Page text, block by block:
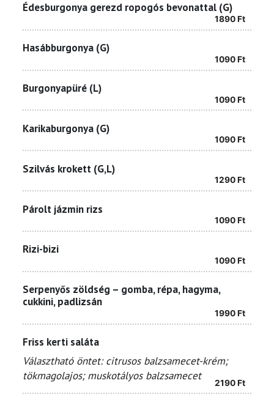
Édesburgonya gerezd ropogós bevonattal (G)
1890Ft
Hasábburgonya (G)
1090Ft
Burgonyapüré (L)
1090Ft
Karikaburgonya (G)
1090Ft
Szilvás krokett (G,L)
1290Ft
Párolt jázmin rizs
1090Ft
Rizi-bizi
1090Ft
Serpenyős zöldség – gomba, répa, hagyma,
cukkini, padlizsán
1990Ft
Friss kerti saláta
Választható öntet: citrusos balzsamecet-krém;
tökmagolajos; muskotályos balzsamecet
2190Ft